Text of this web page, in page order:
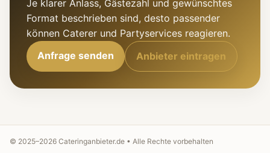
Je klarer Anlass, Gästezahl und gewünschtes
Format beschrieben sind, desto passender
können Caterer und Partyservices reagieren.
Anfrage senden
Anbieter eintragen
© 2025–2026 Cateringanbieter.de • Alle Rechte vorbehalten